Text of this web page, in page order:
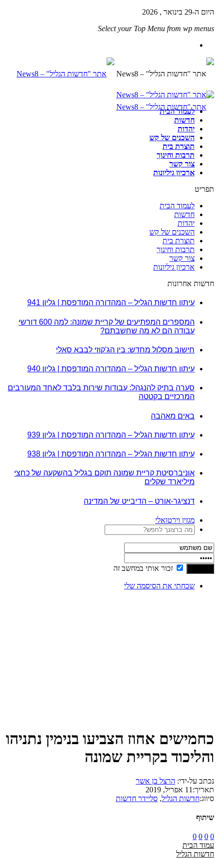
היום ה-29 בינואר , 2026
Select your Top Menu from wp menus
לעמוד הבית
חדשות
יהדות
השכנים של קש
תוצרת בית
תרבות וחינוך
צור קשר
ארכיון גיליונות
תפריט
לעמוד הבית
חדשות
יהדות
השכנים של קש
תוצרת בית
תרבות וחינוך
צור קשר
ארכיון גיליונות
חדשות אחרונות
עיתון חדשות הגליל – המהדורה המודפסת | גליון 941
המספרים המפתיעים של קריית שמונה: למה 600 דורשי
עבודה הם לא מה שחשבתם?
חישוב מסלול מחדש: בין הג'קוזי לבבא סאלי
עיתון חדשות הגליל – המהדורה המודפסת | גליון 940
סערה בתיק להנגהל: עבודות שירות בלבד לאחד המעורבים
המרכזיים בקטטה
באים מאהבה
עיתון חדשות הגליל – המהדורה המודפסת | גליון 939
עיתון חדשות הגליל – המהדורה המודפסת | גליון 938
אוניברסיטת קריית שמונה תוקם בגליל בהשקעה של כחצי
מיליארד שקלים
דנציגר-אורט – הדיבייט של המדינה
מגזין וירטואלי
זכור אותי במחשב זה
שכחתי את הסיסמה שלי
כחמישים אחוז הצביעו בנימין נתניהו
והליכוד בקריית שמונה
נכתב על-ידי: הרצל בן אשר
תאריך: 11 אפריל, 2019
סיווג:חדשות הגליל, סליידר חדשות
שיתוף
0
0
0
0
עמוד הבית
חדשות הגליל